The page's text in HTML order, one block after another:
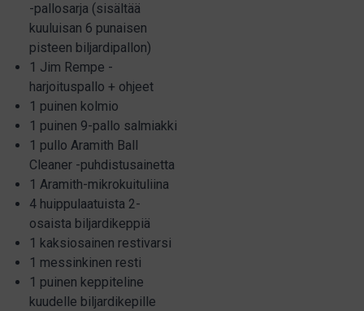
-pallosarja (sisältää
kuuluisan 6 punaisen
pisteen biljardipallon)
1 Jim Rempe -
harjoituspallo + ohjeet
1 puinen kolmio
1 puinen 9-pallo salmiakki
1 pullo Aramith Ball
Cleaner -puhdistusainetta
1 Aramith-mikrokuituliina
4 huippulaatuista 2-
osaista biljardikeppiä
1 kaksiosainen restivarsi
1 messinkinen resti
1 puinen keppiteline
kuudelle biljardikepille